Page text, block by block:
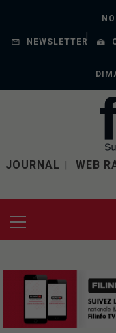
NEWSLETTER
JOURNAL WEB